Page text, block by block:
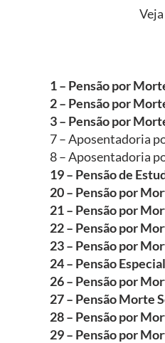
1 – Pensão por
2 – Pensão por
3 – Pensão por
7 – Aposentadoria
8 – Aposentadoria
19 – Pensão de
20 – Pensão por
21 – Pensão por
22 – Pensão por
23 – Pensão por
24 – Pensão
26 – Pensão por
27 – Pensão Morte
28 – Pensão por
29 – Pensão por